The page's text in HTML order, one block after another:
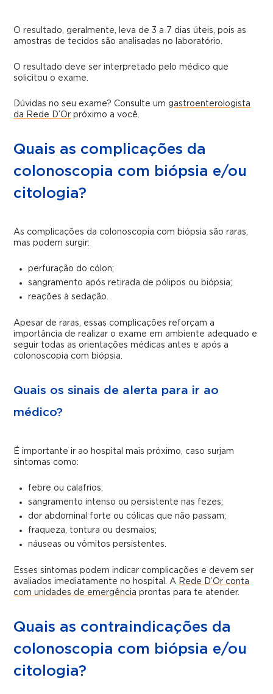
O resultado, geralmente, leva de 3 a 7 dias úteis, pois as
amostras de tecidos são analisadas no laboratório.
O resultado deve ser interpretado pelo médico que
solicitou o exame.
Dúvidas no seu exame? Consulte um gastroenterologista
da Rede D’Or próximo a você.
Quais as complicações da
colonoscopia com biópsia e/ou
citologia?
As complicações da colonoscopia com biópsia são raras,
mas podem surgir:
perfuração do cólon;
sangramento após retirada de pólipos ou biópsia;
reações à sedação.
Apesar de raras, essas complicações reforçam a
importância de realizar o exame em ambiente adequado e
seguir todas as orientações médicas antes e após a
colonoscopia com biópsia.
Quais os sinais de alerta para ir ao
médico?
É importante ir ao hospital mais próximo, caso surjam
sintomas como:
febre ou calafrios;
sangramento intenso ou persistente nas fezes;
dor abdominal forte ou cólicas que não passam;
fraqueza, tontura ou desmaios;
náuseas ou vômitos persistentes.
Esses sintomas podem indicar complicações e devem ser
avaliados imediatamente no hospital. A Rede D’Or conta
com unidades de emergência prontas para te atender.
Quais as contraindicações da
colonoscopia com biópsia e/ou
citologia?